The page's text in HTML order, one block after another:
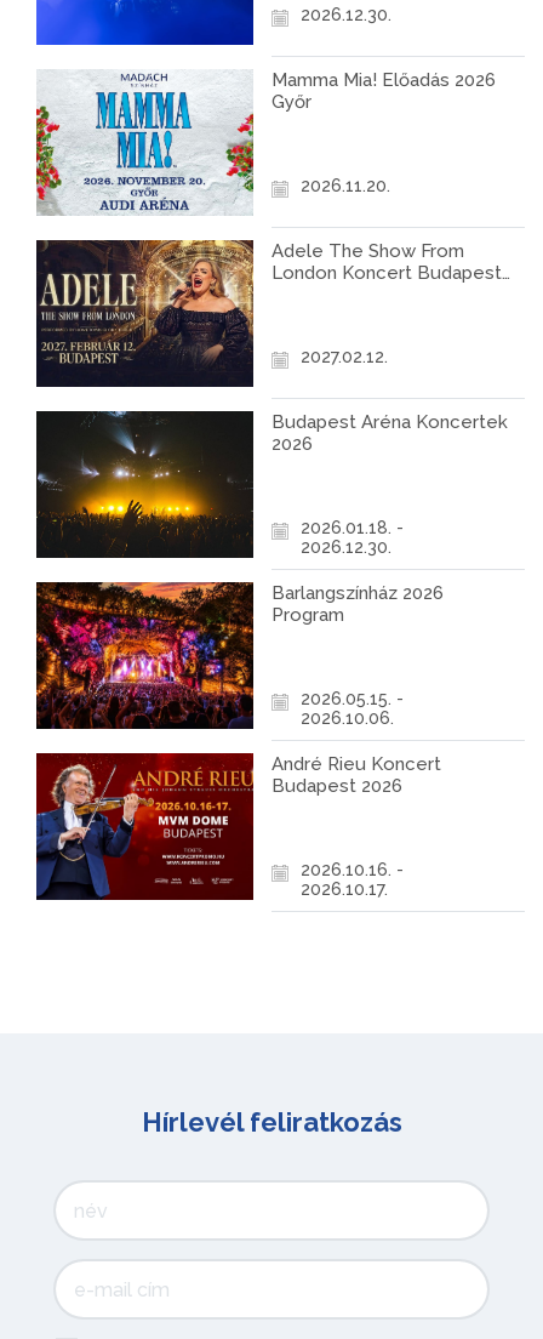
2026.12.30.
Mamma Mia! Előadás 2026
Győr
2026.11.20.
Adele The Show From
London Koncert Budapest
2027.02.12.
Budapest Aréna Koncertek
2026
2026.01.18. -
2026.12.30.
Barlangszínház 2026
Program
2026.05.15. -
2026.10.06.
André Rieu Koncert
Budapest 2026
2026.10.16. -
2026.10.17.
Hírlevél feliratkozás